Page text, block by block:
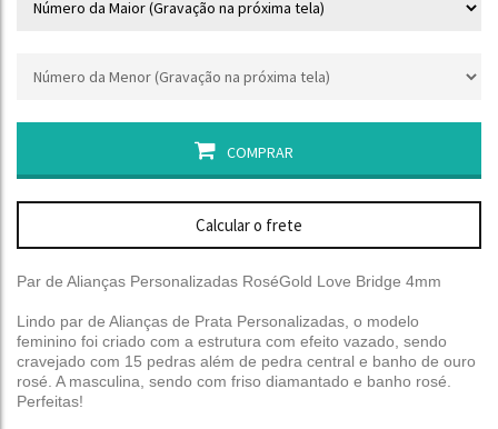
COMPRAR
Calcular o frete
Par de Alianças Personalizadas RoséGold Love Bridge 4mm
Lindo par de Alianças de Prata Personalizadas, o modelo
feminino foi criado com a estrutura com efeito vazado, sendo
cravejado com 15 pedras além de pedra central e banho de ouro
rosé. A masculina, sendo com friso diamantado e banho rosé.
Perfeitas!